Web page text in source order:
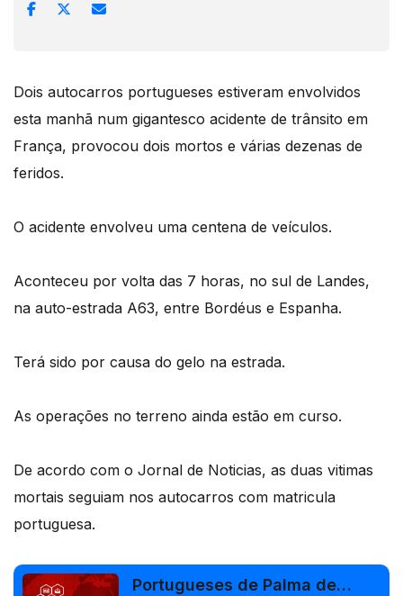
Dois autocarros portugueses estiveram envolvidos
esta manhã num gigantesco acidente de trânsito em
França, provocou dois mortos e várias dezenas de
feridos.
O acidente envolveu uma centena de veículos.
Aconteceu por volta das 7 horas, no sul de Landes,
na auto-estrada A63, entre Bordéus e Espanha.
Terá sido por causa do gelo na estrada.
As operações no terreno ainda estão em curso.
De acordo com o Jornal de Noticias, as duas vitimas
mortais seguiam nos autocarros com matricula
portuguesa.
Portugueses de Palma de